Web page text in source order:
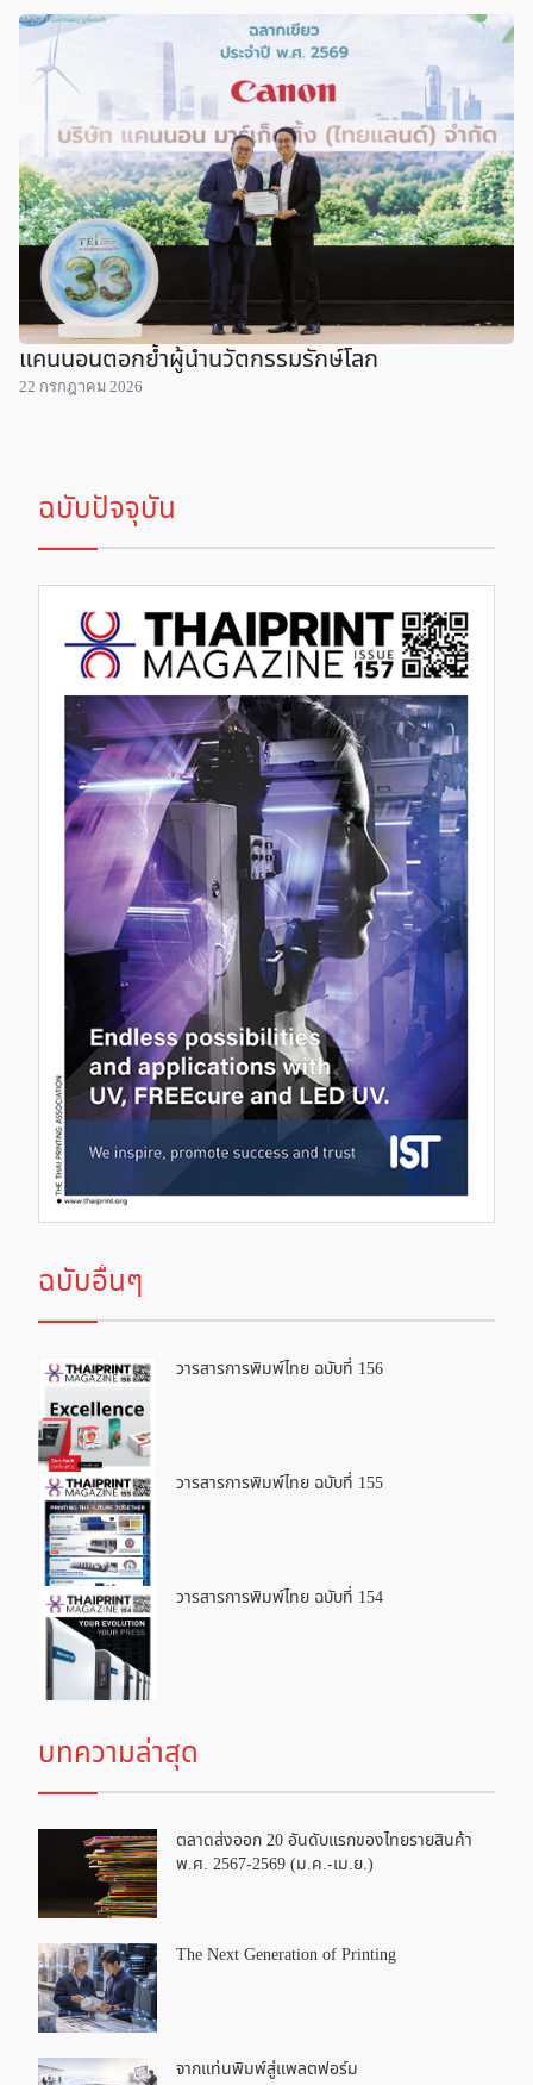
แคนนอนตอกย้ำผู้นำนวัตกรรมรักษ์โลก
22 กรกฎาคม 2026
ฉบับปัจจุบัน
ฉบับอื่นๆ
วารสารการพิมพ์ไทย ฉบับที่ 156
วารสารการพิมพ์ไทย ฉบับที่ 155
วารสารการพิมพ์ไทย ฉบับที่ 154
บทความล่าสุด
ตลาดส่งออก 20 อันดับแรกของไทยรายสินค้า
พ.ศ. 2567-2569 (ม.ค.-เม.ย.)
The Next Generation of Printing
จากแท่นพิมพ์สู่แพลตฟอร์ม